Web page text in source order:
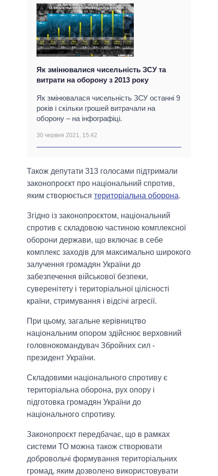
Як змінювалися чисельність ЗСУ та
витрати на оборону з 2013 року
Як змінювалася чисельність ЗСУ останні 9
років і скільки грошей витрачали на
оборону – на інфографіці.
30 червня 2021, 15:42
Також депутати 313 голосами підтримали
законопроєкт про національний спротив,
яким створюється територіальна оборона.
Згідно із законопроєктом, національний
спротив є складовою частиною комплексної
оборони держави, що включає в себе
комплекс заходів для максимально широкого
залучення громадян України до
забезпечення військової безпеки,
суверенітету і територіальної цілісності
країни, стримування і відсічі агресії.
При цьому, загальне керівництво
національним опором здійснює верховний
головнокомандувач Збройних сил -
президент України.
Складовими національного спротиву є
територіальна оборона, рух опору і
підготовка громадян України до
національного спротиву.
Законопроєкт передбачає, що в рамках
системи ТО можна також створювати
добровольчі формування територіальних
громад, яким дозволено використовувати